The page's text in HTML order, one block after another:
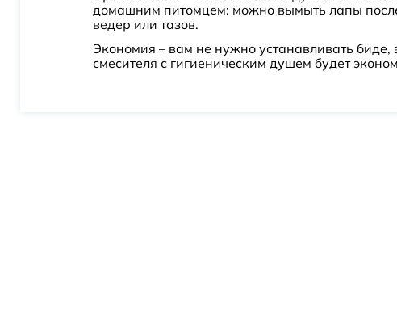
домашним питомцем: можно вымыть лапы
ведер или тазов.
Экономия – вам не нужно устанавливать
смесителя с гигиеническим душем будет